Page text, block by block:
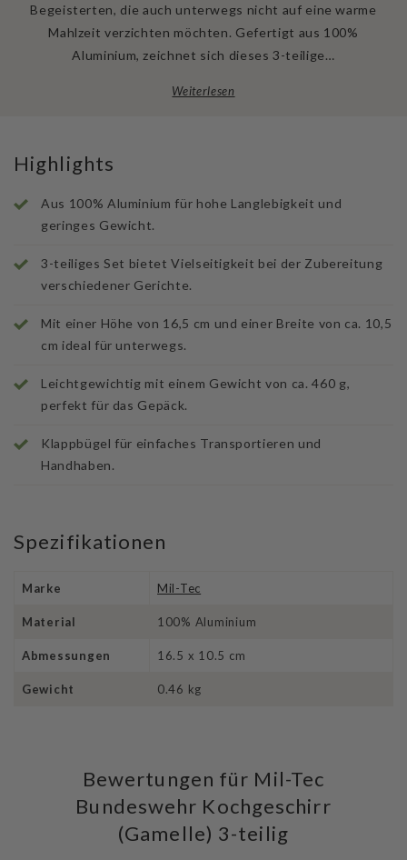
Begeisterten, die auch unterwegs nicht auf eine warme
Mahlzeit verzichten möchten. Gefertigt aus 100%
Aluminium, zeichnet sich dieses 3-teilige…
Weiterlesen
Highlights
Aus 100% Aluminium für hohe Langlebigkeit und
geringes Gewicht.
3-teiliges Set bietet Vielseitigkeit bei der Zubereitung
verschiedener Gerichte.
Mit einer Höhe von 16,5 cm und einer Breite von ca. 10,5
cm ideal für unterwegs.
Leichtgewichtig mit einem Gewicht von ca. 460 g,
perfekt für das Gepäck.
Klappbügel für einfaches Transportieren und
Handhaben.
Spezifikationen
Marke Mil-Tec
Material 100% Aluminium
Abmessungen 16.5 x 10.5 cm
Gewicht 0.46 kg
Bewertungen für Mil-Tec
Bundeswehr Kochgeschirr
(Gamelle) 3-teilig